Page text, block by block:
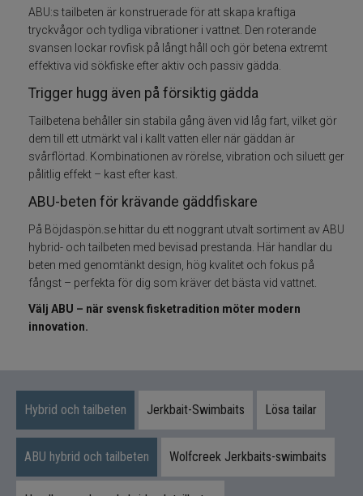
Trollingbeten
Spinnflugor
Småplock
Tillbehör
Flugbindning
Flugfiske
Vinterfiske
Trolling
Specimenfiske
Varumärken
ABU:s tailbeten är konstruerade för att skapa kraftiga
tryckvågor och tydliga vibrationer i vattnet. Den roterande
svansen lockar rovfisk på långt håll och gör betena extremt
effektiva vid sökfiske efter aktiv och passiv gädda.
Trigger hugg även på försiktig gädda
Tailbetena behåller sin stabila gång även vid låg fart, vilket gör
dem till ett utmärkt val i kallt vatten eller när gäddan är
svårflörtad. Kombinationen av rörelse, vibration och siluett ger
pålitlig effekt – kast efter kast.
ABU-beten för krävande gäddfiskare
På Böjdaspön.se hittar du ett noggrant utvalt sortiment av ABU
hybrid- och tailbeten med bevisad prestanda. Här handlar du
beten med genomtänkt design, hög kvalitet och fokus på
fångst – perfekta för dig som kräver det bästa vid vattnet.
Välj ABU – när svensk fisketradition möter modern
innovation.
Hybrid och tailbeten Jerkbait-Swimbaits Lösa tailar
ABU hybrid och tailbeten Wolfcreek Jerkbaits-swimbaits